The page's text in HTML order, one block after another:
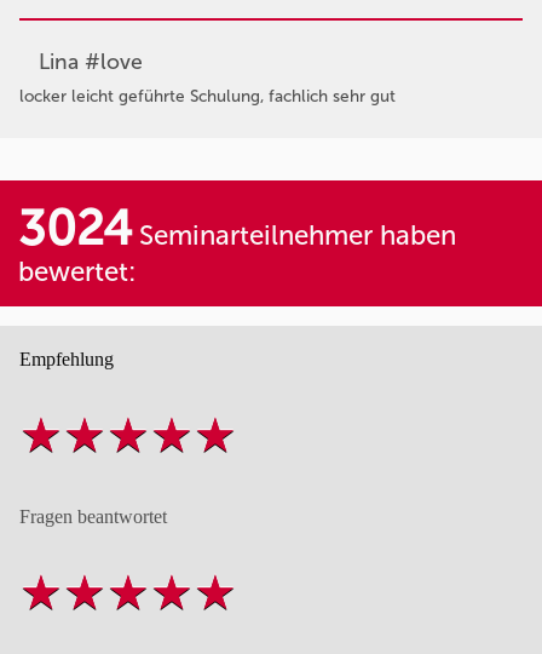
Lina #love
locker leicht geführte Schulung, fachlich sehr gut
3024Seminarteilnehmer haben
bewertet:
Empfehlung
Fragen beantwortet